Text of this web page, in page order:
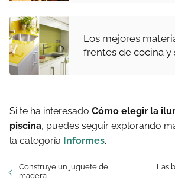
Los mejores
frentes de cocina y
Si te ha interesado Cómo elegir la
piscina, puedes seguir explorando
la categoría Informes.
Construye un juguete de
madera
Las